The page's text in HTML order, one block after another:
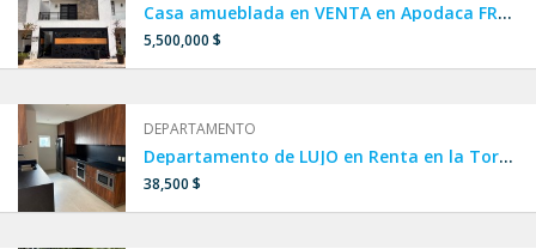
Casa amueblada en VENTA en Apodaca FRENTE A ALBERCA, CASA CLUB Y PARQUE.
5,500,000 $
DEPARTAMENTO
Departamento de LUJO en Renta en la Torre MÁS ALTA DE LATINOAMERICA, en Col. Obispado, Monterrey
38,500 $